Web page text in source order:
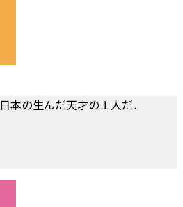
本の生んだ天才の１人だ．